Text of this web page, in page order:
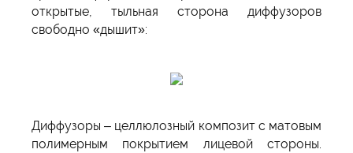
открытые, тыльная сторона диффузоров
свободно «дышит»:
Диффузоры – целлюлозный композит с матовым
полимерным покрытием лицевой стороны.